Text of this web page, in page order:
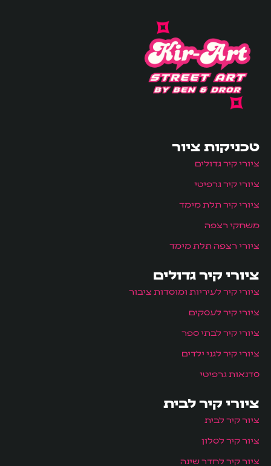
טכניקות ציור
ציורי קיר גדולים
ציורי קיר גרפיטי
ציורי קיר תלת מימד
משחקי רצפה
ציורי רצפה תלת מימד
ציורי קיר גדולים
ציורי קיר לעיריות ומוסדות ציבור
ציורי קיר לעסקים
ציורי קיר לבתי ספר
ציורי קיר לגני ילדים
סדנאות גרפיטי
ציורי קיר לבית
ציור קיר לבית
ציור קיר לסלון
ציור קיר לחדר שינה